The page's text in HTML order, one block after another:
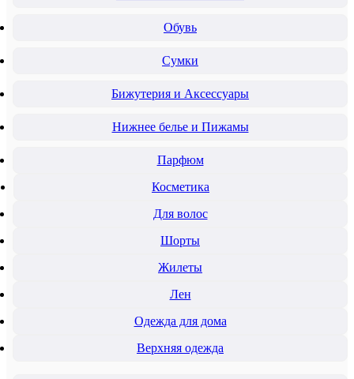
Обувь
Сумки
Бижутерия и Аксессуары
Нижнее белье и Пижамы
Парфюм
Косметика
Для волос
Шорты
Жилеты
Лен
Одежда для дома
Верхняя одежда